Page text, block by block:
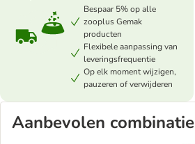
Bespaar 5% op alle
zooplus Gemak
producten
Flexibele aanpassing van
leveringsfrequentie
Op elk moment wijzigen,
pauzeren of verwijderen
Aanbevolen combinatie